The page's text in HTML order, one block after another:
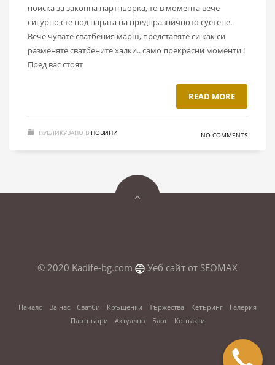
поиска за законна партньорка, то в момента вече
сигурно сте под парата на предпразничното суетене.
Вече чувате сватбения марш, представяте си как си
разменяте сватбените халки.. само прекрасни моменти !
Пред вас стоят
READ MORE
ПУБЛИКУВАНО В НОВИНИ NO COMMENTS
© 2020 Kadife-bg.com Уеб сайт от SEOMAX
Начало За нас Сватби Кръщенки Тържества Кетъринг
Галерия
Партньори
Актуално Блог Контакти